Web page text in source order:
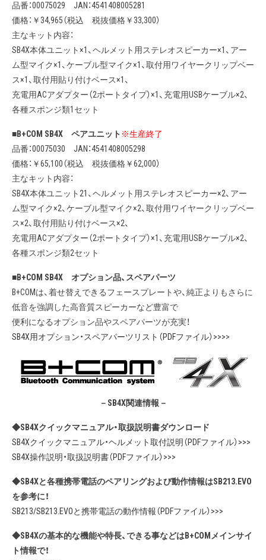
品番：00075029 JAN：4541408005281
価格：￥34,965（税込 税抜価格￥33,300）
主なキット内容：
SB4X本体ユニット×1、ヘルメット用ステレオスピーカー×1、アー
ム型マイク×1、ケーブル型マイク×1、取付用ワイヤークリップベー
ス×1、取付用貼り付けベース×1、
充電用ACアダプター（2ポートタイプ）×1、充電用USBケーブル×2、
各種スポンジ類1セット
■B+COM SB4X ペアユニット ※生産終了
品番：00075030 JAN：4541408005298
価格：￥65,100（税込 税抜価格￥62,000）
主なキット内容：
SB4X本体ユニット21、ヘルメット用ステレオスピーカー×2、アー
ム型マイク×2、ケーブル型マイク×2、取付用ワイヤークリップベー
ス×2、取付用貼り付けベース×2、
充電用ACアダプター（2ポートタイプ）×1、充電用USBケーブル×2、
各種スポンジ類2セット
■B+COM SB4X オプション品、スペアパーツ
B+COMは、着せ替えできるフェースプレートや、純正よりもさらに
低音を強調した高音質スピーカーなど豊富で
便利になるオプション品やスペアパーツが充実！
SB4X用オプション・スペアパーツリスト（PDFファイル）>>>>
－SB4X関連情報－
◆SB4Xクイックマニュアル・取扱説明書ダウンロード
SB4Xクイックマニュアル・ヘルメット取付説明（PDFファイル）>>>
SB4X操作説明・取扱説明書（PDFファイル）>>>
◆SB4Xと各種携帯電話のペアリングおよび動作情報はSB213.EVO
を参考に！
SB213/SB213.EVOと携帯電話の動作情報（PDFファイル）>>>
◆SB4Xの基本的な機能や特長、できる事などはB+COMメインサイ
ト情報で！